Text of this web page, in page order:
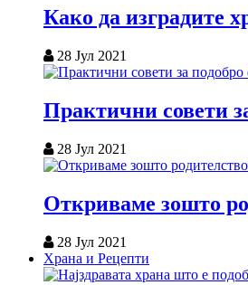
Како да изградите
28 Јул 2021
Практични совети
28 Јул 2021
Откриваме зошто
28 Јул 2021
Храна и Рецепти